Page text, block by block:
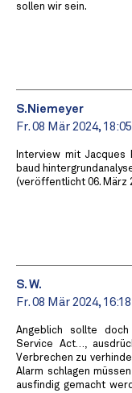
sollen wir sein.
S.Niemeyer
Fr. 08 Mär 2024, 18:05
Interview mit Jacques
baud
(veröffentlicht 06. März
S. W.
Fr. 08 Mär 2024, 16:18
Angeblich sollte
Service Act…,
Verbrechen zu
Alarm schlagen
ausfindig gemacht